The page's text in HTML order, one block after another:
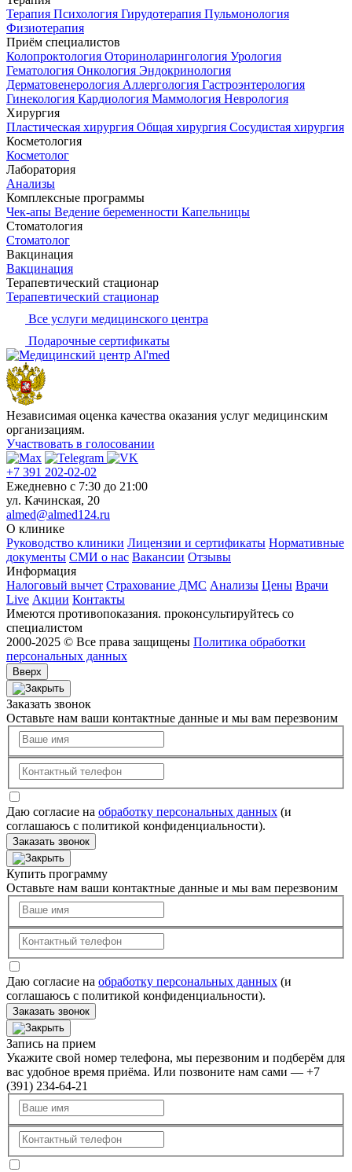
Терапия Психология Гирудотерапия Пульмонология
Физиотерапия
Приём специалистов
Колопроктология Оториноларингология Урология
Гематология Онкология Эндокринология
Дерматовенерология Аллергология Гастроэнтерология
Гинекология Кардиология Маммология Неврология
Хирургия
Пластическая хирургия Общая хирургия Сосудистая хирургия
Косметология
Косметолог
Лаборатория
Анализы
Комплексные программы
Чек-апы Ведение беременности Капельницы
Стоматология
Стоматолог
Вакцинация
Вакцинация
Терапевтический стационар
Терапевтический стационар
Все услуги медицинского центра
Подарочные сертификаты
Независимая оценка качества оказания услуг медицинским
организациям.
Участвовать в голосовании
+7 391 202-02-02
Ежедневно c 7:30 до 21:00
ул. Качинская, 20
almed@almed124.ru
О клинике
Руководство клиники Лицензии и сертификаты Нормативные
документы СМИ о нас Вакансии Отзывы
Информация
Налоговый вычет Страхование ДМС Анализы Цены Врачи
Live Акции Контакты
Имеются противопоказания. проконсультируйтесь со
специалистом
2000-2025 © Все права защищены Политика обработки
персональных данных
Вверх
Заказать звонок
Оставьте нам ваши контактные данные и мы вам перезвоним
Даю согласие на обработку персональных данных (и
соглашаюсь с политикой конфиденциальности).
Заказать звонок
Купить программу
Оставьте нам ваши контактные данные и мы вам перезвоним
Даю согласие на обработку персональных данных (и
соглашаюсь с политикой конфиденциальности).
Заказать звонок
Запись на прием
Укажите свой номер телефона, мы перезвоним и подберём для
вас удобное время приёма. Или позвоните нам сами — +7
(391) 234-64-21